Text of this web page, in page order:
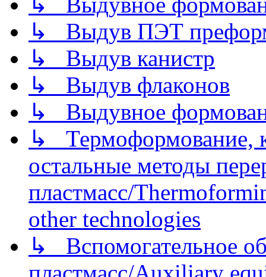
↳ Выдув ПЭТ
↳ Выдув канистр
↳ Выдув флаконов
↳ Выдувное
↳ Термоформование,
остальные методы
пластмасс/
other technologies
↳ Вспомогательное